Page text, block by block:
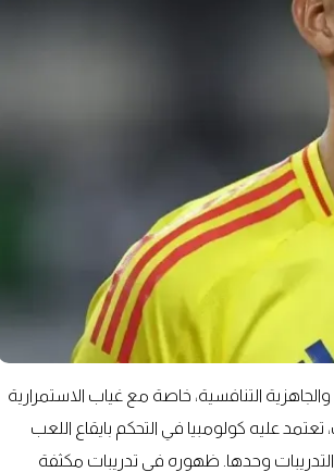
التنافسية، خاصة مع غياب الاستمرارية
عليه كولومبيا في التحكم بايقاع اللعب
التدريبات وحدها. ظهوره في تدريبات مكثفة